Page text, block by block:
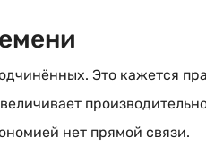
Это кажется
нет прямой связи.